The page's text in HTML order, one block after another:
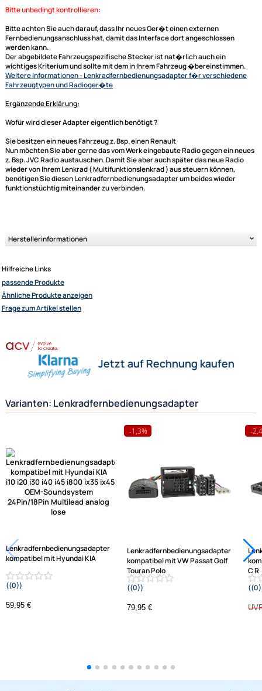
Signale wie der Speed Pulse (Geschwindigkeitssignal), Z�ndungsplus,
Daten werden dann aber auch immer gesondert in der Beschreibung mit
aufgef�hrt.
generell unterst�tzte Funktionen:
Laut -- Leise
Sender skip (hoch/runter)
je nach Gegebenheit (sprich Radio und Lenkradbedieneinheit) k�nnen
einige Funktionen hinzukommen
Bitte unbedingt kontrollieren:
Bitte achten Sie auch darauf, dass Ihr neues Ger�t einen externen
Fernbedienungsanschluss hat, damit das Interface dort angeschlossen
Fahrzeugtypen und Radioger�te
Wofür wird dieser Adapter eigentlich benötigt ?
Sie besitzen ein neues Fahrzeug z. Bsp. einen Renault
Nun möchten Sie aber gerne das vom Werk eingebaute Radio gegen ein
benötigen Sie diesen Lenkradfernbedienungsadapter um beides wieder
funktionstüchtig miteinander zu verbinden.
Herstellerinformationen
passende Produkte
Ähnliche Produkte anzeigen
Frage zum Artikel stellen
Jetzt auf Rechnung kaufen
Varianten: Lenkradfernbedienungsadapter
Wir versenden mit
Unsere Leistungen